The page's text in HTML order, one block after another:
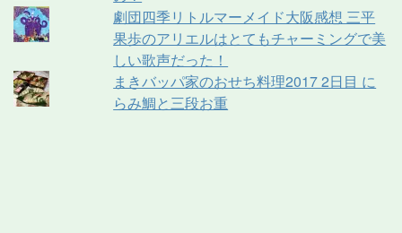
劇団四季リトルマーメイド大阪感想 三平
果歩のアリエルはとてもチャーミングで美
しい歌声だった！
まきバッパ家のおせち料理2017 2日目 に
らみ鯛と三段お重